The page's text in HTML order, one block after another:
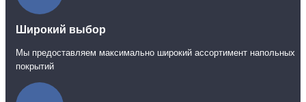
Широкий выбор
Мы предоставляем максимально широкий ассортимент напольных
покрытий